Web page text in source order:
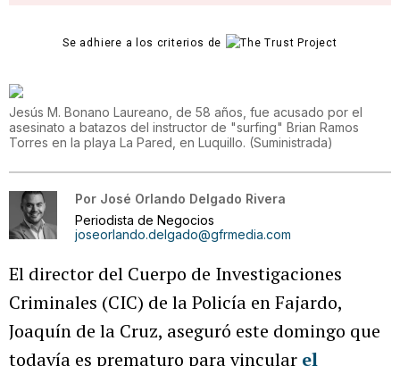
Se adhiere a los criterios de
Jesús M. Bonano Laureano, de 58 años, fue acusado por el
asesinato a batazos del instructor de "surfing" Brian Ramos
Torres en la playa La Pared, en Luquillo. (Suministrada)
Por José Orlando Delgado Rivera
Periodista de Negocios
joseorlando.delgado@gfrmedia.com
El director del Cuerpo de Investigaciones
Criminales (CIC) de la Policía en Fajardo,
Joaquín de la Cruz, aseguró este domingo que
todavía es prematuro para vincular el